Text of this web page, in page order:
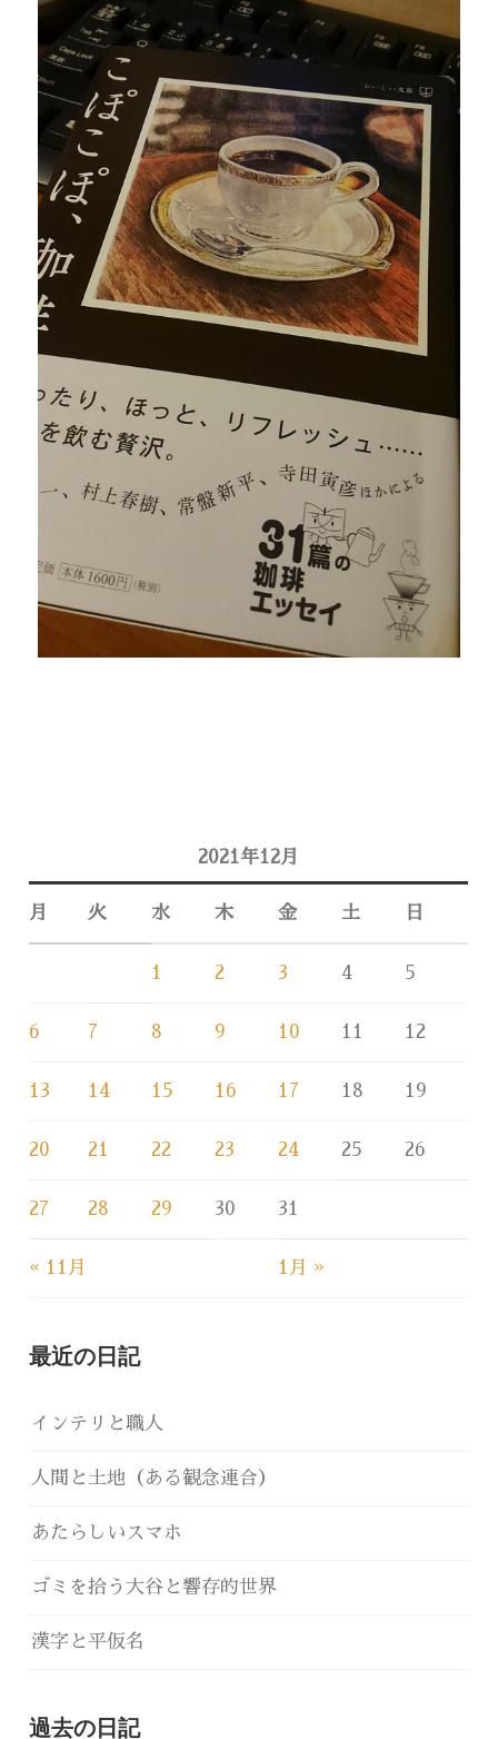
2021年12月
月 火 水 木 金 土 日
« 11月 1月 »
1 2 3 4 5
6 7 8 9 10 11 12
13 14 15 16 17 18 19
20 21 22 23 24 25 26
27 28 29 30 31
最近の日記
インテリと職人
人間と土地（ある観念連合）
あたらしいスマホ
ゴミを拾う大谷と響存的世界
漢字と平仮名
過去の日記